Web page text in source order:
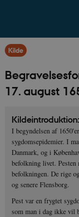
Kilde
17. august
Kildeintroduktion:
I begyndelsen af
sygdomsepidemier. I
Danmark, og i
befolkning livet. Pesten
befolkningen. De rige
og senere Flensborg.
Pest var en frygtet
som man i dag ikke vil